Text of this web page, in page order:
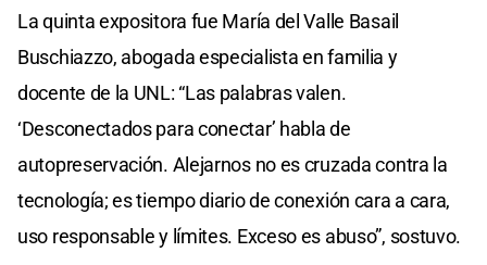
La quinta expositora fue María del Valle Basail
Buschiazzo, abogada especialista en familia y
docente de la UNL: “Las palabras valen.
‘Desconectados para conectar’ habla de
autopreservación. Alejarnos no es cruzada contra la
tecnología; es tiempo diario de conexión cara a cara,
uso responsable y límites. Exceso es abuso”, sostuvo.